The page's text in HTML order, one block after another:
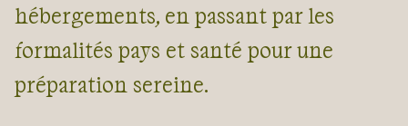
hébergements, en passant par les
formalités pays et santé pour une
préparation sereine.